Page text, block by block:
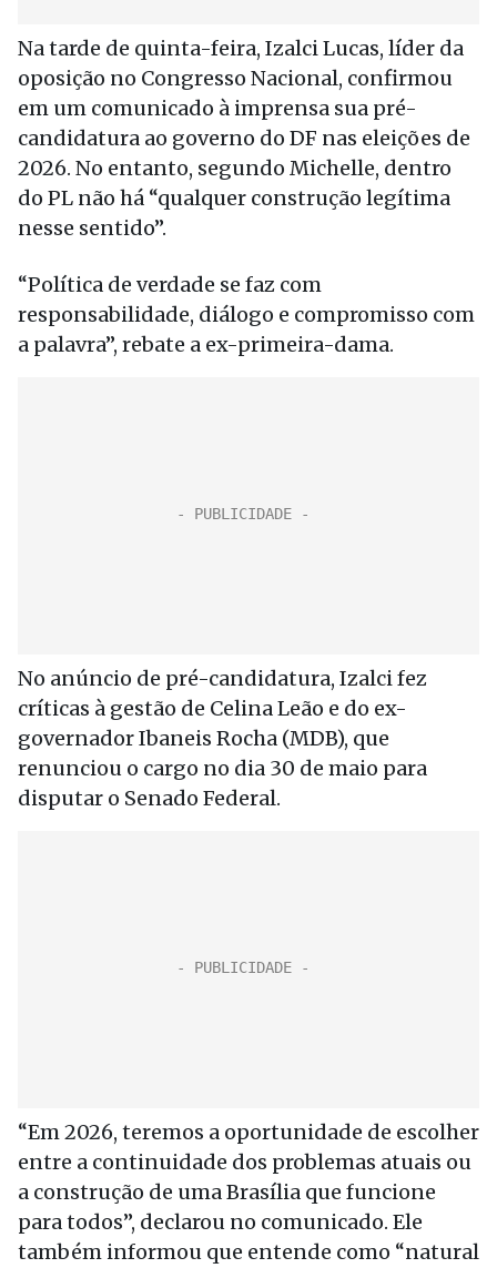
Na tarde de quinta-feira, Izalci Lucas, líder da
oposição no Congresso Nacional, confirmou
em um comunicado à imprensa sua pré-
candidatura ao governo do DF nas eleições de
2026. No entanto, segundo Michelle, dentro
do PL não há “qualquer construção legítima
nesse sentido”.
“Política de verdade se faz com
responsabilidade, diálogo e compromisso com
a palavra”, rebate a ex-primeira-dama.
No anúncio de pré-candidatura, Izalci fez
críticas à gestão de Celina Leão e do ex-
governador Ibaneis Rocha (MDB), que
renunciou o cargo no dia 30 de maio para
disputar o Senado Federal.
“Em 2026, teremos a oportunidade de escolher
entre a continuidade dos problemas atuais ou
a construção de uma Brasília que funcione
para todos”, declarou no comunicado. Ele
também informou que entende como “natural